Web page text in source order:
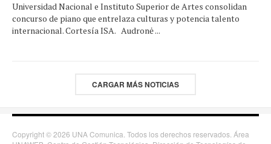
Universidad Nacional e Instituto Superior de Artes consolidan
concurso de piano que entrelaza culturas y potencia talento
internacional. Cortesía ISA. Audronė ...
CARGAR MÁS NOTICIAS
Copyright © 2026 UNA Comunica. Todos los derechos reservados. Área